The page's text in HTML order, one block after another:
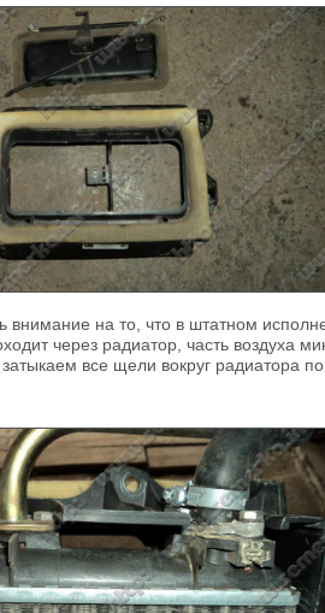
внимание на то, что в штатном
через радиатор, часть воздуха
все щели вокруг радиатора